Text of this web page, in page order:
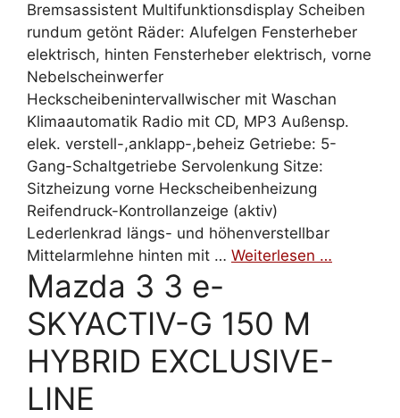
Bremsassistent Multifunktionsdisplay Scheiben
rundum getönt Räder: Alufelgen Fensterheber
elektrisch, hinten Fensterheber elektrisch, vorne
Nebelscheinwerfer
Heckscheibenintervallwischer mit Waschan
Klimaautomatik Radio mit CD, MP3 Außensp.
elek. verstell-,anklapp-,beheiz Getriebe: 5-
Gang-Schaltgetriebe Servolenkung Sitze:
Sitzheizung vorne Heckscheibenheizung
Reifendruck-Kontrollanzeige (aktiv)
Lederlenkrad längs- und höhenverstellbar
Mittelarmlehne hinten mit … Weiterlesen …
Mazda 3 3 e-
SKYACTIV-G 150 M
HYBRID EXCLUSIVE-
LINE